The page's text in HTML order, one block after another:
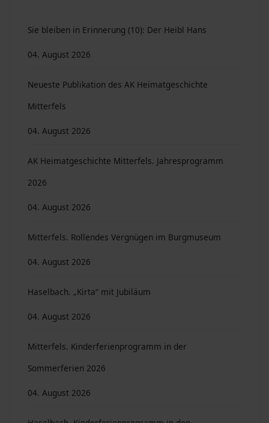
Sie bleiben in Erinnerung (10): Der Heibl Hans
04. August 2026
Neueste Publikation des AK Heimatgeschichte
Mitterfels
04. August 2026
AK Heimatgeschichte Mitterfels. Jahresprogramm
2026
04. August 2026
Mitterfels. Rollendes Vergnügen im Burgmuseum
04. August 2026
Haselbach. „Kirta“ mit Jubiläum
04. August 2026
Mitterfels. Kinderferienprogramm in der
Sommerferien 2026
04. August 2026